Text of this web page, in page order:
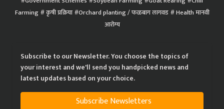
Farming कृषी प्रक्रिया Orchard planting / फळबाग लागवड Health मानवी
आरोग्य
Subscribe to our Newsletter. You choose the topics of
your interest and we'll send you handpicked news and
latest updates based on your choice.
Subscribe Newsletters